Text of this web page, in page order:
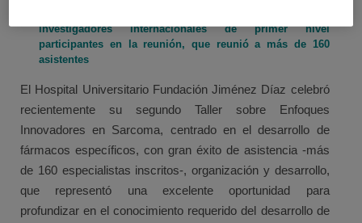
investigadores internacionales de primer nivel
participantes en la reunión, que reunió a más de 160
asistentes
El Hospital Universitario Fundación Jiménez Díaz celebró
recientemente su segundo Taller sobre Enfoques
Innovadores en Sarcoma, centrado en el desarrollo de
fármacos específicos, con gran éxito de asistencia -más
de 160 especialistas inscritos-, organización y desarrollo,
que representó una excelente oportunidad para
profundizar en el conocimiento requerido del desarrollo de